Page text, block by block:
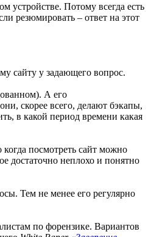
устройстве. Потому всегда есть
резюмировать – ответ на этот
сайту у задающего вопрос.
А его
скорее всего, делают бэкапы,
в какой период времени какая
посмотреть сайт можно
достаточно неплохо и понятно
Тем не менее его регулярно
по форензике. Вариантов